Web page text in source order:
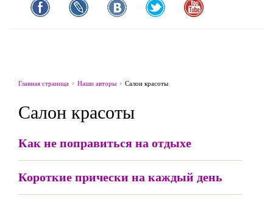
Главная страница Наши авторы Салон красоты
Салон красоты
Как не поправиться на отдыхе
Короткие прически на каждый день